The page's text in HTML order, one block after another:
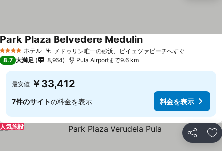
4 ホテルのランク
ホテル メドゥリン唯一の砂浜、ビイェツァビーチへすぐ
Park Plaza Belvedere Medulin
8.7 大満足 8,964 Pula Airportまで9.6 km
最安値 ￥33,412
7件のサイトの料金を表示 料金を表示
シェア お
人気施設